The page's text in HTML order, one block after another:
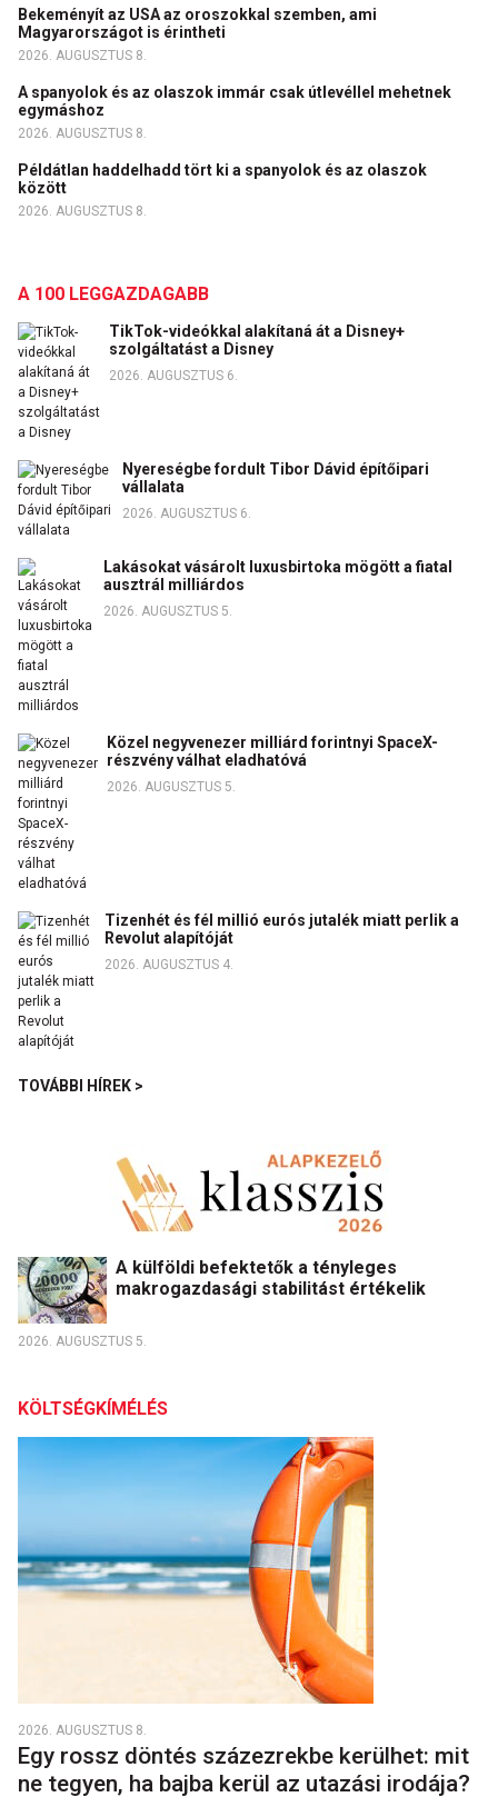
Bekeményít az USA az oroszokkal szemben, ami
Magyarországot is érintheti
2026. AUGUSZTUS 8.
A spanyolok és az olaszok immár csak útlevéllel mehetnek
egymáshoz
2026. AUGUSZTUS 8.
Példátlan haddelhadd tört ki a spanyolok és az olaszok
között
2026. AUGUSZTUS 8.
A 100 LEGGAZDAGABB
TikTok-videókkal alakítaná át a Disney+
szolgáltatást a Disney
2026. AUGUSZTUS 6.
Nyereségbe fordult Tibor Dávid építőipari
vállalata
2026. AUGUSZTUS 6.
Lakásokat vásárolt luxusbirtoka mögött a fiatal
ausztrál milliárdos
2026. AUGUSZTUS 5.
Közel negyvenezer milliárd forintnyi SpaceX-
részvény válhat eladhatóvá
2026. AUGUSZTUS 5.
Tizenhét és fél millió eurós jutalék miatt perlik a
Revolut alapítóját
2026. AUGUSZTUS 4.
TOVÁBBI HÍREK >
A külföldi befektetők a tényleges
makrogazdasági stabilitást értékelik
2026. AUGUSZTUS 5.
KÖLTSÉGKÍMÉLÉS
2026. AUGUSZTUS 8.
Egy rossz döntés százezrekbe kerülhet: mit
ne tegyen, ha bajba kerül az utazási irodája?